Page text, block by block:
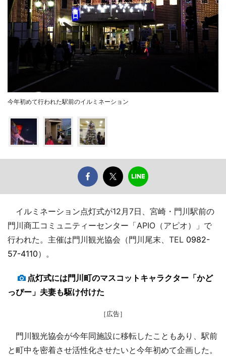
今年初めて行われた駅前のイルミネーション
イルミネーション点灯式が12月7日、宮崎・門川駅前の
門川商工コミュニティーセンター「APIO（アピオ）」で
行われた。主催は門川観光協会（門川尾末、TEL 0982-
57-4110）。
点灯式には門川町のマスコットキャラクター「かど
っぴー」夫妻も駆け付けた
［広告］
門川観光協会が今年同施設に移転したこともあり、駅前
と町中を密着させ活性化させたいと今年初めて企画した。